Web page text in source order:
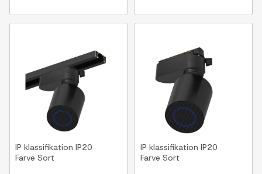
IP klassifikation IP20
Farve Sort
IP klassifikation IP20
Farve Sort